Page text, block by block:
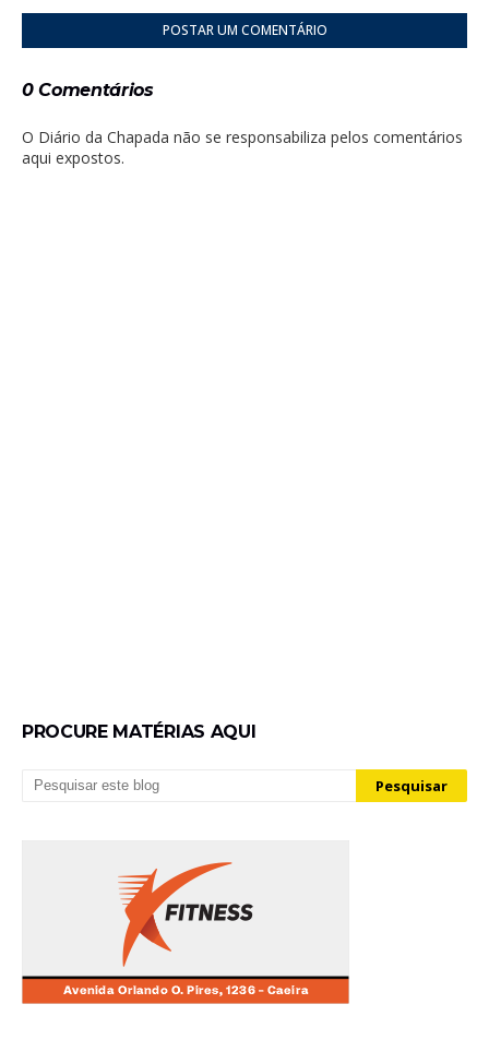
POSTAR UM COMENTÁRIO
0 Comentários
O Diário da Chapada não se responsabiliza pelos comentários
aqui expostos.
PROCURE MATÉRIAS AQUI